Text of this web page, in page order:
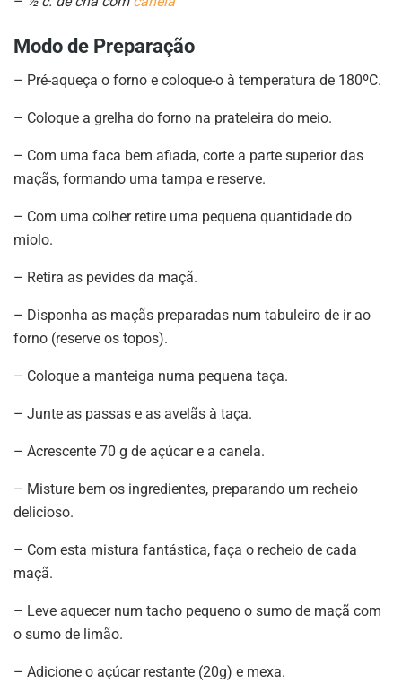
Modo de Preparação
– Pré-aqueça o forno e coloque-o à temperatura de 180ºC.
– Coloque a grelha do forno na prateleira do meio.
– Com uma faca bem afiada, corte a parte superior das
maçãs, formando uma tampa e reserve.
– Com uma colher retire uma pequena quantidade do
miolo.
– Retira as pevides da maçã.
– Disponha as maçãs preparadas num tabuleiro de ir ao
forno (reserve os topos).
– Coloque a manteiga numa pequena taça.
– Junte as passas e as avelãs à taça.
– Acrescente 70 g de açúcar e a canela.
– Misture bem os ingredientes, preparando um recheio
delicioso.
– Com esta mistura fantástica, faça o recheio de cada
maçã.
– Leve aquecer num tacho pequeno o sumo de maçã com
o sumo de limão.
– Adicione o açúcar restante (20g) e mexa.